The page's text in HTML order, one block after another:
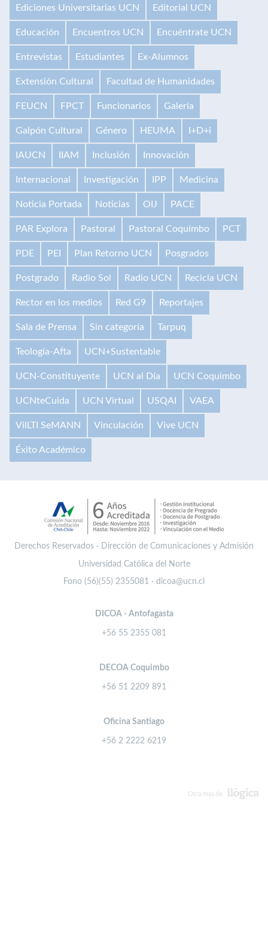
Ediciones Universitarias UCN Editorial UCN
Educación Encuentros UCN Encuéntrate UCN
Entrevistas Estudiantes Ex-Alumnos
Extensión Cultural Facultad de Humanidades
FEUCN FPCT Funcionarios Galería
Galpón Cultural Género HEUMA I+D+i
IAUCN IIAM Inclusión Innovación
Internacional Investigación IPP Medicina
Noticia Portada Noticias OIJ PACE
PAR Explora Pastoral Pastoral Coquimbo PCT
PDE PEI Plan Retorno UCN Posgrados
Postgrado Radio Sol Radio UCN Recicla UCN
Rector en los medios Red G9 Reportajes
Sala de Prensa Sin categoría Tarpuq
Teología-Afta UCN+Sustentable
UCN-Constituyente UCN al Día UCN Coquimbo
UCNteCuida UCN Virtual USQAI VAEA
VilLTI SeMANN Vinculación Vive UCN
Éxito Académico
Derechos Reservados · Dirección de Comunicaciones y Admisión
Universidad Católica del Norte
Fono (56)(55) 2355081 · dicoa@ucn.cl
DICOA - Antofagasta
+56 55 2355 081
DECOA Coquimbo
+56 51 2209 891
Oficina Santiago
+56 2 2222 6219